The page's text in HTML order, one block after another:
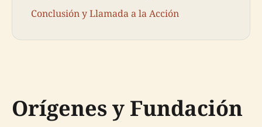
Conclusión y Llamada a la Acción
Orígenes y Fundación